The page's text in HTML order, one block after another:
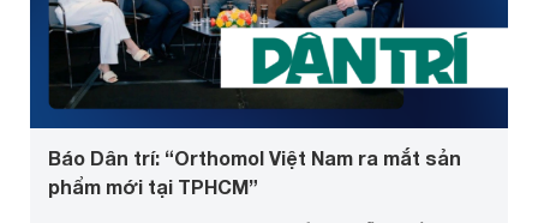
Báo Dân trí: “Orthomol Việt Nam ra mắt sản
phẩm mới tại TPHCM”